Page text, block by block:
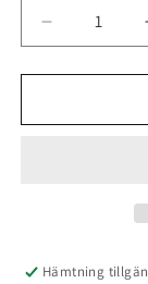
Minska
kvantitet
för
-
Hämtning